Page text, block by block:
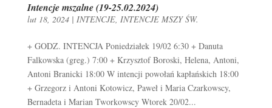
Intencje mszalne (19-25.02.2024)
lut 18, 2024| INTENCJE, INTENCJE MSZY ŚW.
+ GODZ. INTENCJA Poniedziałek 19/02 6:30 + Danuta
Falkowska (greg.) 7:00 + Krzysztof Boroski, Helena, Antoni,
Antoni Branicki 18:00 W intencji powołań kapłańskich 18:00
+ Grzegorz i Antoni Kotowicz, Paweł i Maria Czarkowscy,
Bernadeta i Marian Tworkowscy Wtorek 20/02...